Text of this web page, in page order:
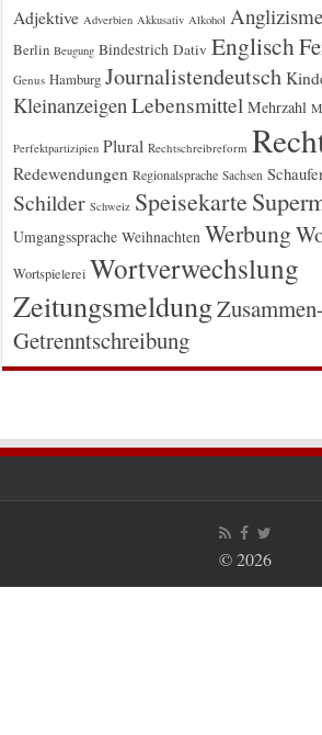
Adjektive Adverbien Akkusativ Alkohol
Berlin Beugung Bindestrich Dativ Englisch
Genus Hamburg Journalistendeutsch
Kleinanzeigen Lebensmittel Mehrzahl
Perfektpartizipien Plural Rechtschreibreform
Redewendungen Regionalsprache Sachsen
Schilder Schweiz Speisekarte
Umgangssprache Weihnachten Werbung
Wortspielerei Wortverwechslung
Zeitungsmeldung
Getrenntschreibung
© 2026